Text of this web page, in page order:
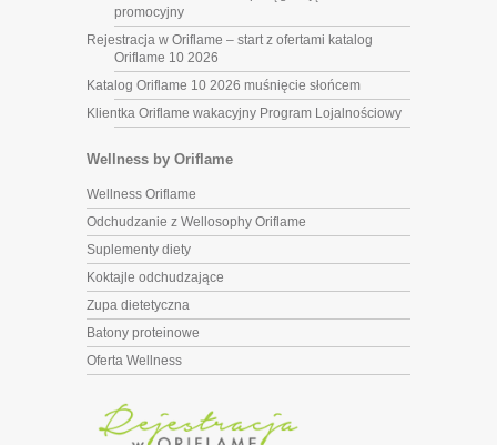
promocyjny
Rejestracja w Oriflame – start z ofertami katalog
Oriflame 10 2026
Katalog Oriflame 10 2026 muśnięcie słońcem
Klientka Oriflame wakacyjny Program Lojalnościowy
Wellness by Oriflame
Wellness Oriflame
Odchudzanie z Wellosophy Oriflame
Suplementy diety
Koktajle odchudzające
Zupa dietetyczna
Batony proteinowe
Oferta Wellness